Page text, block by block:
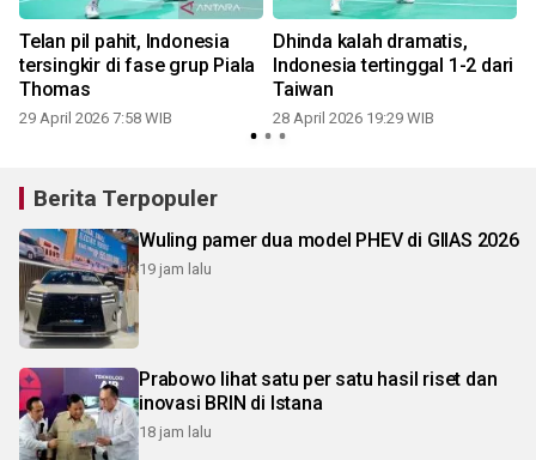
Telan pil pahit, Indonesia
tersingkir di fase grup Piala
Thomas
29 April 2026 7:58 WIB
Dhinda kalah dramatis,
Indonesia tertinggal 1-2 dari
Taiwan
28 April 2026 19:29 WIB
Berita Terpopuler
Wuling pamer dua model PHEV di GIIAS 2026
19 jam lalu
Prabowo lihat satu per satu hasil riset dan
inovasi BRIN di Istana
18 jam lalu